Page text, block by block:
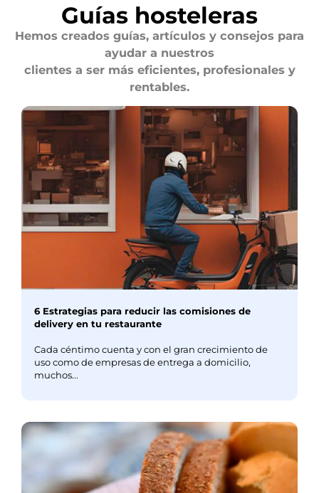
Guías hosteleras
Hemos creados guías, artículos y consejos para
ayudar a nuestros
clientes a ser más eficientes, profesionales y
rentables.
6 Estrategias para reducir las comisiones de
delivery en tu restaurante
Cada céntimo cuenta y con el gran crecimiento de
uso como de empresas de entrega a domicilio,
muchos...